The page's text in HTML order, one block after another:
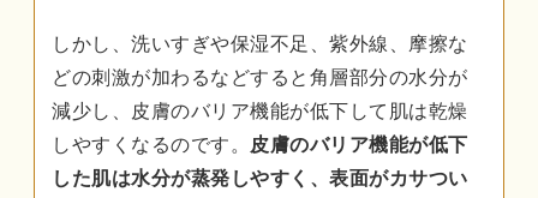
しかし、洗いすぎや保湿不足、紫外線、摩擦な
どの刺激が加わるなどすると角層部分の水分が
減少し、皮膚のバリア機能が低下して肌は乾燥
しやすくなるのです。 皮膚のバリア機能が低下
した肌は水分が蒸発しやすく、表面がカサつい